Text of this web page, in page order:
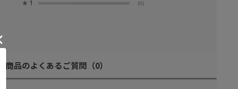
★ 1 (0)
商品のよくあるご質問 （0）